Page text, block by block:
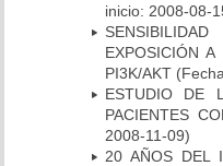
inicio: 2008-08-
EXPOSICIÓN
PI3K/AKT
ESTUDIO DE
PACIENTES
2008-11-09)
20 AÑOS DEL